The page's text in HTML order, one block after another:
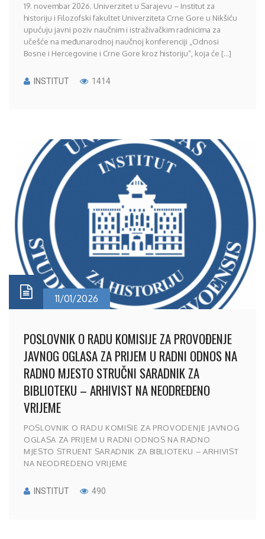
19. novembar 2026. Univerzitet u Sarajevu – Institut za
historiju i Filozofski fakultet Univerziteta Crne Gore u Nikšiću
upućuju javni poziv naučnim i istraživačkim radnicima za
učešće na međunarodnoj naučnoj konferenciji „Odnosi
Bosne i Hercegovine i Crne Gore kroz historiju“, koja će [...]
INSTITUT 1414
11/01/2026
POSLOVNIK O RADU KOMISIJE ZA PROVOĐENJE
JAVNOG OGLASA ZA PRIJEM U RADNI ODNOS NA
RADNO MJESTO STRUČNI SARADNIK ZA
BIBLIOTEKU – ARHIVIST NA NEODREĐENO
VRIJEME
POSLOVNIK O RADU KOMISIE ZA PROVODENJE JAVNOG
OGLASA ZA PRIJEM U RADNI ODNOS NA RADNO
MJESTO STRUENT SARADNIK ZA BIBLIOTEKU – ARHIVIST
NA NEODREDENO VRIJEME
INSTITUT 490